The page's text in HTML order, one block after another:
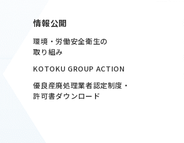
情報公開
環境・労働安全衛生の
取り組み
KOTOKU GROUP ACTION
優良産廃処理業者認定制度・
許可書ダウンロード